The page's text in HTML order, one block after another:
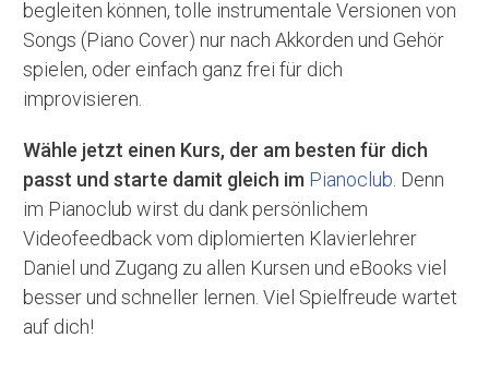
begleiten können, tolle instrumentale Versionen von
Songs (Piano Cover) nur nach Akkorden und Gehör
spielen, oder einfach ganz frei für dich
improvisieren.
Wähle jetzt einen Kurs, der am besten für dich
passt und starte damit gleich im Pianoclub. Denn
im Pianoclub wirst du dank persönlichem
Videofeedback vom diplomierten Klavierlehrer
Daniel und Zugang zu allen Kursen und eBooks viel
besser und schneller lernen. Viel Spielfreude wartet
auf dich!